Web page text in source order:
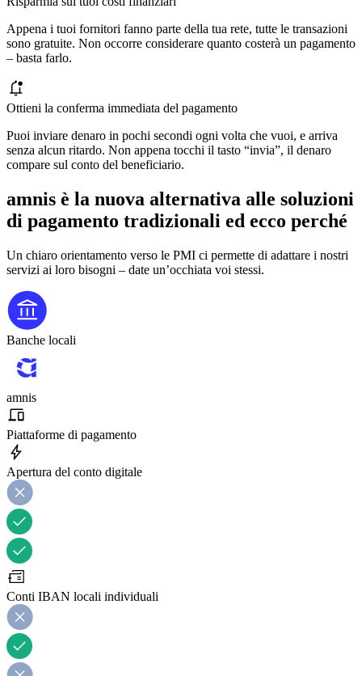
Appena i tuoi fornitori fanno parte della tua rete, tutte le transazioni
sono gratuite. Non occorre considerare quanto costerà un pagamento
– basta farlo.
Ottieni la conferma immediata del pagamento
Puoi inviare denaro in pochi secondi ogni volta che vuoi, e arriva
senza alcun ritardo. Non appena tocchi il tasto “invia”, il denaro
compare sul conto del beneficiario.
amnis è la nuova alternativa alle soluzioni
di pagamento tradizionali ed ecco perché
Un chiaro orientamento verso le PMI ci permette di adattare i nostri
servizi ai loro bisogni – date un’occhiata voi stessi.
Banche locali
amnis
Piattaforme di pagamento
Apertura del conto digitale
Conti IBAN locali individuali